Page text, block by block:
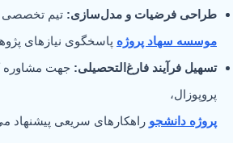
طراحی فرضیات و مدل‌سازی: تیم تخصصی
موسسه سهاد پروژه پاسخگوی نیازهای
تسهیل فرآیند فارغ‌التحصیلی: جهت مشاوره
پروپوزال،
پروژه دانشجو راهکارهای سریعی پیشنهاد